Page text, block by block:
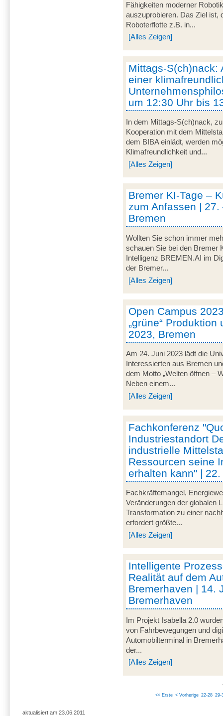
Fähigkeiten moderner
auszuprobieren. Das Ziel ist,
Roboterflotte z.B. in...
[Alles Zeigen]
Mittags-S(ch)nack:
einer
um 12:30 Uhr bis
In dem Mittags-S(ch)nack,
Kooperation mit dem
dem BIBA einlädt, werden
Klimafreundlichkeit und...
[Alles Zeigen]
Bremer KI-Tage –
zum Anfassen |
Bremen
Wollten Sie schon immer
schauen Sie bei den Bremer
Intelligenz BREMEN.AI im
der Bremer...
[Alles Zeigen]
Open Campus
„grüne“
2023, Bremen
Am 24. Juni 2023 lädt die
Interessierten aus Bremen
dem Motto „Welten öffnen –
Neben einem...
[Alles Zeigen]
Fachkonferenz
Industriestandort
industrielle
Ressourcen seine
erhalten kann" |
Fachkräftemangel,
Veränderungen der globalen
Transformation zu einer
erfordert größte...
[Alles Zeigen]
Intelligente
Realität auf dem
Bremerhaven | 14.
Bremerhaven
Im Projekt Isabella 2.0
von Fahrbewegungen und
Automobilterminal in
der...
[Alles Zeigen]
<< Erste < Vorherige 22-28 29-
aktualisiert am 23.06.2011